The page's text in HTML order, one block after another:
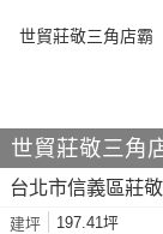
世貿莊敬三角
台北市信義區莊
建坪 197.41坪